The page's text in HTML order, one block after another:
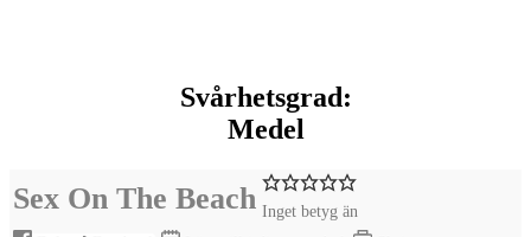
Svårhetsgrad:
Medel
Sex On The Beach Inget betyg än